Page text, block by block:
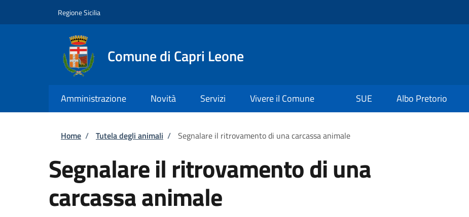
Regione Sicilia
Comune di Capri Leone
Amministrazione Novità Servizi Vivere il Comune SUE Albo Pretorio
Briciole di pane
Home / Tutela degli animali / Segnalare il ritrovamento di una carcassa animale
Segnalare il ritrovamento di una
carcassa animale